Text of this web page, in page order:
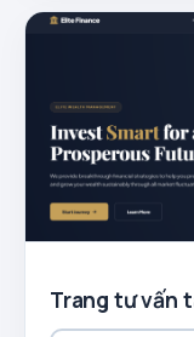
Trang tư vấn